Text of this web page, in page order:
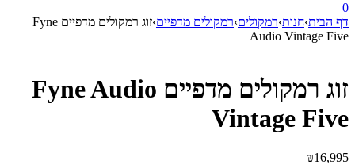
0
דף הבית›חנות›רמקולים›רמקולים מדפיים›
זוג רמקולים מדפיים Fyne
Audio Vintage Five
זוג רמקולים מדפיים Fyne Audio
Vintage Five
₪16,995